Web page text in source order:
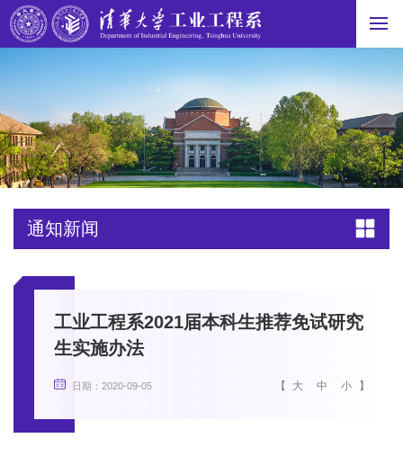
通知新闻
工业工程系2021届本科生推荐免试研究
生实施办法
日期：2020-09-05 【 大 中 小 】